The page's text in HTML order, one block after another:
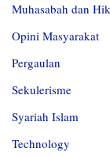
Muhasabah dan
Opini Masyarakat
Pergaulan
Sekulerisme
Syariah Islam
Technology